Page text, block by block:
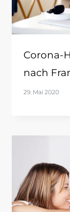
Corona-
nach
29. Mai 2020